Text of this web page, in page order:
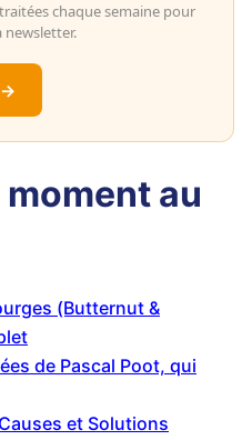
chaque semaine pour
newsletter.
→
au
(Butternut &
de Pascal Poot, qui
et Solutions